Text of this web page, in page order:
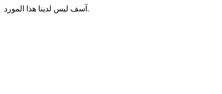
آسف ليس لدينا هذا المورد.